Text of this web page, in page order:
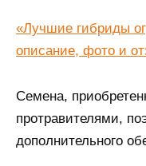
«Лучшие гибриды
описание, фото и
Семена,
протравителями,
дополнительного